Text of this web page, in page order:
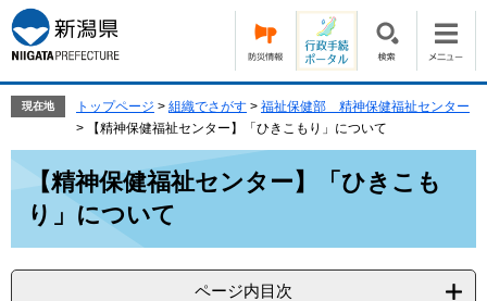
ー
ジ
の
で
ニ
ュ
ー
ば
現在地 トップページ > 組織でさがす > 福祉保健部 精神保健福祉センター
>
【精神保健福祉センター】「ひきこもり」について
【精神保健福祉センター】「ひきこも
り」について
ページ内目次